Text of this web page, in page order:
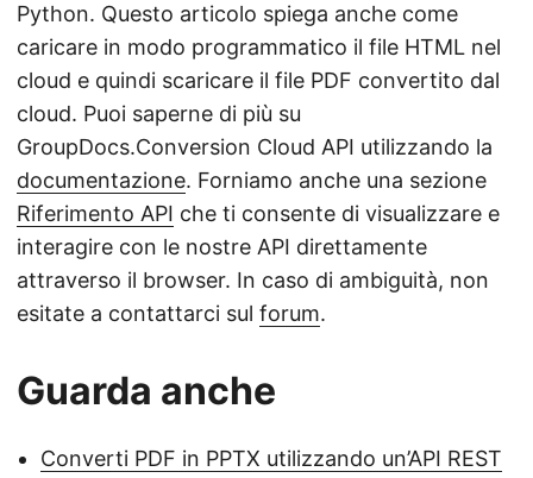
Python. Questo articolo spiega anche come
caricare in modo programmatico il file HTML nel
cloud e quindi scaricare il file PDF convertito dal
cloud. Puoi saperne di più su
GroupDocs.Conversion Cloud API utilizzando la
documentazione. Forniamo anche una sezione
Riferimento API che ti consente di visualizzare e
interagire con le nostre API direttamente
attraverso il browser. In caso di ambiguità, non
esitate a contattarci sul forum.
Guarda anche
Converti PDF in PPTX utilizzando un’API REST